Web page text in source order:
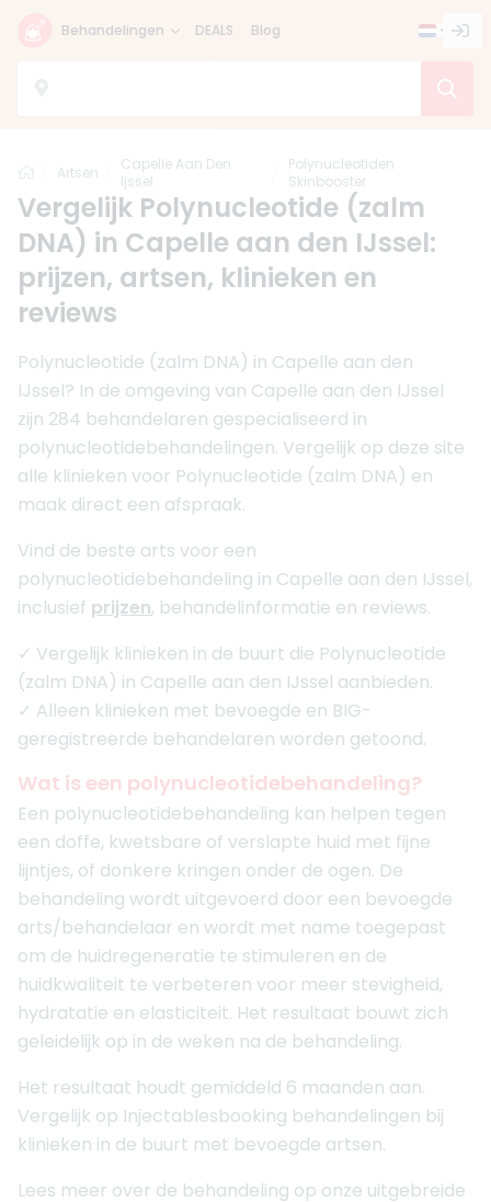
Behandelingen DEALS Blog
Home
Artsen
Capelle Aan Den
Ijssel
Polynucleotiden
Skinbooster
Vergelijk Polynucleotide (zalm
DNA) in Capelle aan den IJssel:
prijzen, artsen, klinieken en
reviews
Polynucleotide (zalm DNA) in Capelle aan den
IJssel? In de omgeving van Capelle aan den IJssel
zijn 284 behandelaren gespecialiseerd in
polynucleotidebehandelingen. Vergelijk op deze site
alle klinieken voor Polynucleotide (zalm DNA) en
maak direct een afspraak.
Vind de beste arts voor een
polynucleotidebehandeling in Capelle aan den IJssel,
inclusief prijzen, behandelinformatie en reviews.
✓ Vergelijk klinieken in de buurt die Polynucleotide
(zalm DNA) in Capelle aan den IJssel aanbieden.
✓ Alleen klinieken met bevoegde en BIG-
geregistreerde behandelaren worden getoond.
Wat is een polynucleotidebehandeling?
Een polynucleotidebehandeling kan helpen tegen
een doffe, kwetsbare of verslapte huid met fijne
lijntjes, of donkere kringen onder de ogen. De
behandeling wordt uitgevoerd door een bevoegde
arts/behandelaar en wordt met name toegepast
om de huidregeneratie te stimuleren en de
huidkwaliteit te verbeteren voor meer stevigheid,
hydratatie en elasticiteit. Het resultaat bouwt zich
geleidelijk op in de weken na de behandeling.
Het resultaat houdt gemiddeld 6 maanden aan.
Vergelijk op Injectablesbooking behandelingen bij
klinieken in de buurt met bevoegde artsen.
Lees meer over de behandeling op onze uitgebreide